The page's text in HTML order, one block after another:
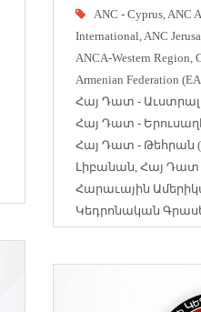
ANC - Cyprus ANC
International ANC
ANCA-Western Region
Armenian Federation
Հայ Դատ -
Հայ Դատ -
Հայ Դատ - Թեհրան
Լիբանան Հայ Դատ
Հարաւային
Կեդրոնական